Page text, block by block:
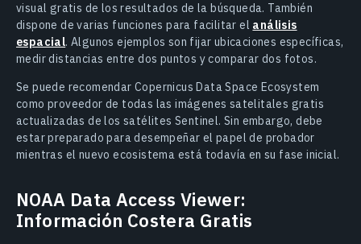
visual gratis de los resultados de la búsqueda. También
dispone de varias funciones para facilitar el análisis
espacial. Algunos ejemplos son fijar ubicaciones específicas,
medir distancias entre dos puntos y comparar dos fotos.
Se puede recomendar Copernicus Data Space Ecosystem
como proveedor de todas las imágenes satelitales gratis
actualizadas de los satélites Sentinel. Sin embargo, debe
estar preparado para desempeñar el papel de probador
mientras el nuevo ecosistema está todavía en su fase inicial.
NOAA Data Access Viewer:
Información Costera Gratis